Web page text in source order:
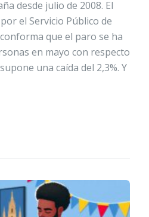
desde julio de 2008. El
el Servicio Público de
que el paro se ha
en mayo con respecto
una caída del 2,3%. Y